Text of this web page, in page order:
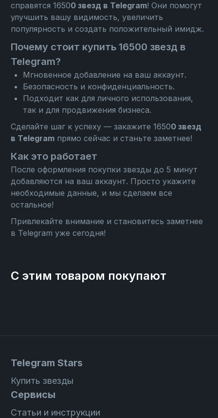
справятся 16500 звезд в Telegram! Они помогут
улучшить вашу видимость, увеличить
популярность и создать положительный имидж.
Почему стоит купить 16500 звезд в
Telegram?
Мгновенное добавление на ваш аккаунт.
Безопасность и конфиденциальность.
Подходит как для личного использования,
так и для продвижения бизнеса.
Сделайте шаг к успеху — закажите 16500 звезд
в Telegram прямо сейчас и станьте заметнее!
Как это работает
После оформления покупки звезды до 5 минут
добавляются на ваш аккаунт. Просто укажите
необходимые данные, и мы сделаем все
остальное!
Привлекайте внимание и становитесь заметнее
в Telegram уже сегодня!
С этим товаром покупают
Telegram Stars
Купить звезды
Сервисы
Статьи и инструкции